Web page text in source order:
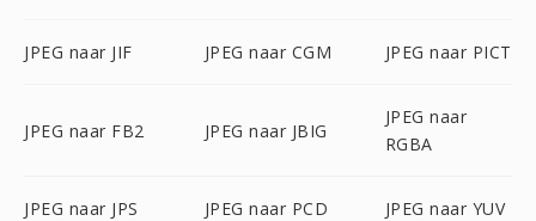
JPEG naar JIF JPEG naar CGM JPEG naar PICT
JPEG naar FB2 JPEG naar JBIG
JPEG naar
RGBA
JPEG naar JPS JPEG naar PCD JPEG naar YUV